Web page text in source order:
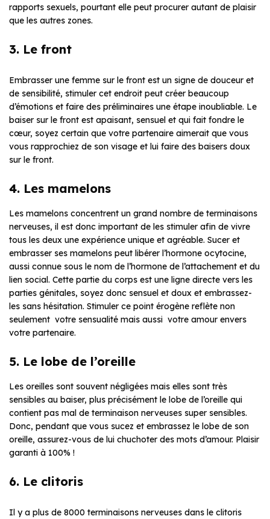
rapports sexuels, pourtant elle peut procurer autant de plaisir
que les autres zones.
3. Le front
Embrasser une femme sur le front est un signe de douceur et
de sensibilité, stimuler cet endroit peut créer beaucoup
d’émotions et faire des préliminaires une étape inoubliable. Le
baiser sur le front est apaisant, sensuel et qui fait fondre le
cœur, soyez certain que votre partenaire aimerait que vous
vous rapprochiez de son visage et lui faire des baisers doux
sur le front.
4. Les mamelons
Les mamelons concentrent un grand nombre de terminaisons
nerveuses, il est donc important de les stimuler afin de vivre
tous les deux une expérience unique et agréable. Sucer et
embrasser ses mamelons peut libérer l’hormone ocytocine,
aussi connue sous le nom de l’hormone de l’attachement et du
lien social. Cette partie du corps est une ligne directe vers les
parties génitales, soyez donc sensuel et doux et embrassez-
les sans hésitation. Stimuler ce point érogène reflète non
seulement votre sensualité mais aussi votre amour envers
votre partenaire.
5. Le lobe de l’oreille
Les oreilles sont souvent négligées mais elles sont très
sensibles au baiser, plus précisément le lobe de l’oreille qui
contient pas mal de terminaison nerveuses super sensibles.
Donc, pendant que vous sucez et embrassez le lobe de son
oreille, assurez-vous de lui chuchoter des mots d’amour. Plaisir
garanti à 100% !
6. Le clitoris
Il y a plus de 8000 terminaisons nerveuses dans le clitoris